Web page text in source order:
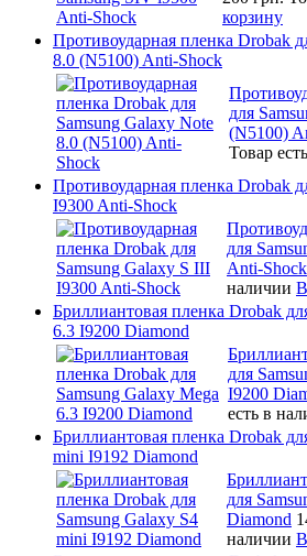
корзину
Противоударная пленка Drobak
8.0 (N5100) Anti-Shock
для
(N5100)
Товар
Противоударная пленка Drobak
I9300 Anti-Shock
для
Anti-Shock
наличии
Бриллиантовая пленка Drobak
6.3 I9200 Diamond
для
I9200
есть в
Бриллиантовая пленка Drobak
mini I9192 Diamond
для
Diamond
наличии